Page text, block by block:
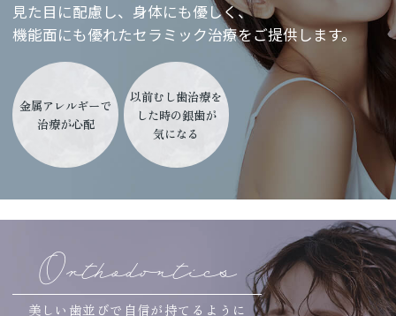
見た目に配慮し、身体にも優しく、
機能面にも優れたセラミック治療をご提供します。
金属アレルギーで
治療が心配
以前むし歯治療を
した時の銀歯が
気になる
Orthodontics
美しい歯並びで自信が持てるように